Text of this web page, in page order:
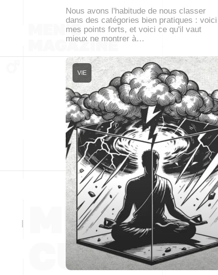
Nous avons l'habitude de nous classer
dans des catégories bien pratiques : voici
mes points forts, et voici ce qu'il vaut
mieux ne montrer à…
VIE